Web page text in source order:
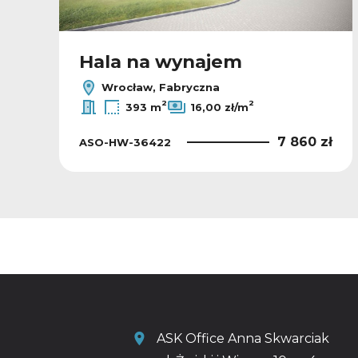
Hala na wynajem
Wrocław, Fabryczna
393 m2 16,00 zł/m2
ASO-HW-36422 7 860 zł
ASK Office Anna Skwarciak